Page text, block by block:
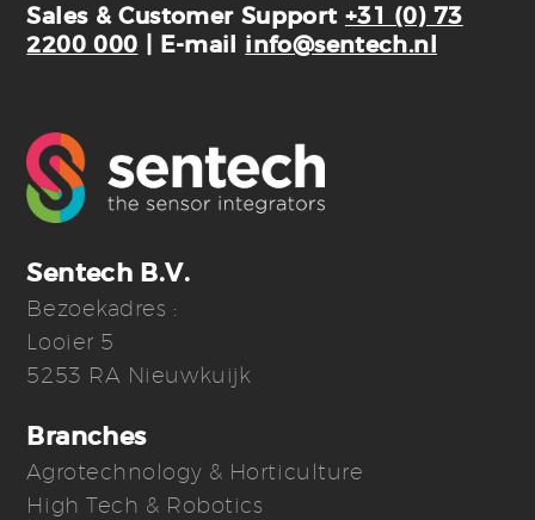
Sales & Customer Support +31 (0) 73
2200 000 | E-mail info@sentech.nl
Sentech B.V.
Bezoekadres :
Looier 5
5253 RA Nieuwkuijk
Branches
Agrotechnology & Horticulture
High Tech & Robotics